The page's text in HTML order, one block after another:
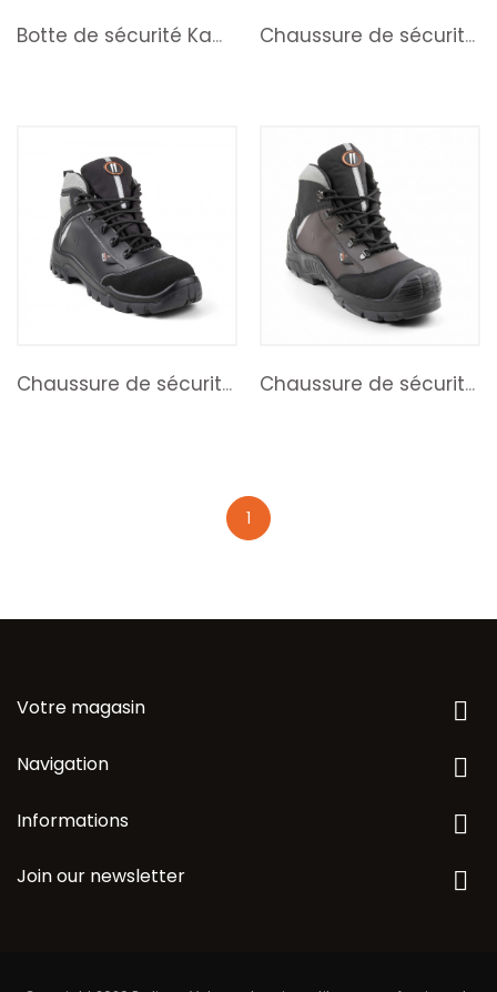
Botte de sécurité Kama S3 Chaussure de sécurité basse...
Chaussure de sécurité haute... Chaussure de sécurité haute...
1
Votre magasin 
Navigation 
Informations 
Join our newsletter 